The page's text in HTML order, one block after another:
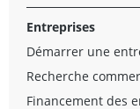
Entreprises
Démarrer une
Recherche
Financement des